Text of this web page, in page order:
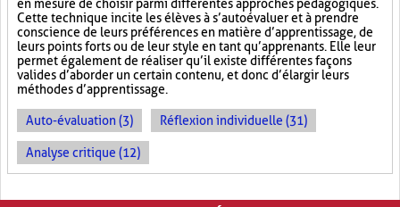
en mesure de choisir parmi différentes approches pédagogiques.
Cette technique incite les élèves à s’autoévaluer et à prendre
conscience de leurs préférences en matière d’apprentissage, de
leurs points forts ou de leur style en tant qu’apprenants. Elle leur
permet également de réaliser qu’il existe différentes façons
valides d’aborder un certain contenu, et donc d’élargir leurs
méthodes d’apprentissage.
Auto-évaluation (3) Réflexion individuelle (31)
Analyse critique (12)
PAGES